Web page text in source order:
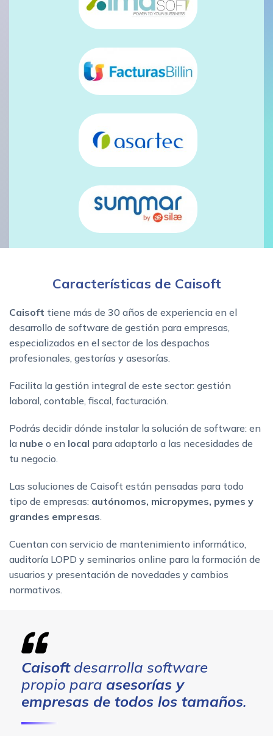
Características de Caisoft
Caisoft tiene más de 30 años de experiencia en el
desarrollo de software de gestión para empresas,
especializados en el sector de los despachos
profesionales, gestorías y asesorías.
Facilita la gestión integral de este sector: gestión
laboral, contable, fiscal, facturación.
Podrás decidir dónde instalar la solución de software: en
la nube o en local para adaptarlo a las necesidades de
tu negocio.
Las soluciones de Caisoft están pensadas para todo
tipo de empresas: autónomos, micropymes, pymes y
grandes empresas.
Cuentan con servicio de mantenimiento informático,
auditoría LOPD y seminarios online para la formación de
usuarios y presentación de novedades y cambios
normativos.
Caisoftdesarrolla software
propio para asesorías y
empresas de todos los tamaños.